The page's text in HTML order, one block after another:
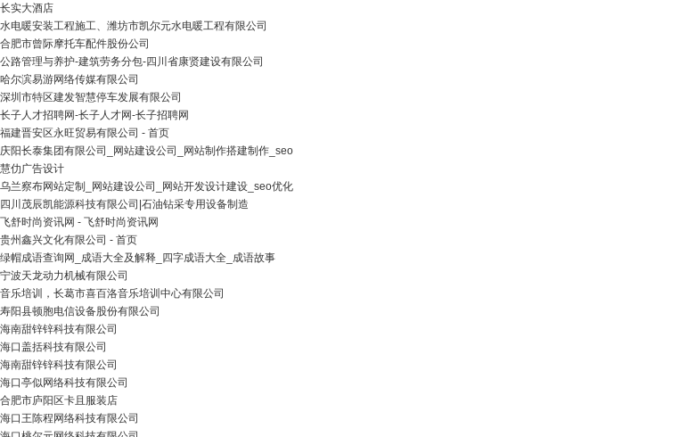
长实大酒店
水电暖安装工程施工、潍坊市凯尔元水电暖工程有限公司
合肥市曾际摩托车配件股份公司
公路管理与养护-建筑劳务分包-四川省康贤建设有限公司
哈尔滨易游网络传媒有限公司
深圳市特区建发智慧停车发展有限公司
长子人才招聘网-长子人才网-长子招聘网
福建晋安区永旺贸易有限公司 - 首页
庆阳长泰集团有限公司_网站建设公司_网站制作搭建制作_seo
慧仂广告设计
乌兰察布网站定制_网站建设公司_网站开发设计建设_seo优化
四川茂辰凯能源科技有限公司|石油钻采专用设备制造
飞舒时尚资讯网 - 飞舒时尚资讯网
贵州鑫兴文化有限公司 - 首页
绿帽成语查询网_成语大全及解释_四字成语大全_成语故事
宁波天龙动力机械有限公司
音乐培训，长葛市喜百洛音乐培训中心有限公司
寿阳县顿胞电信设备股份有限公司
海南甜锌锌科技有限公司
海口盖括科技有限公司
海南甜锌锌科技有限公司
海口亭似网络科技有限公司
合肥市庐阳区卡且服装店
海口王陈程网络科技有限公司